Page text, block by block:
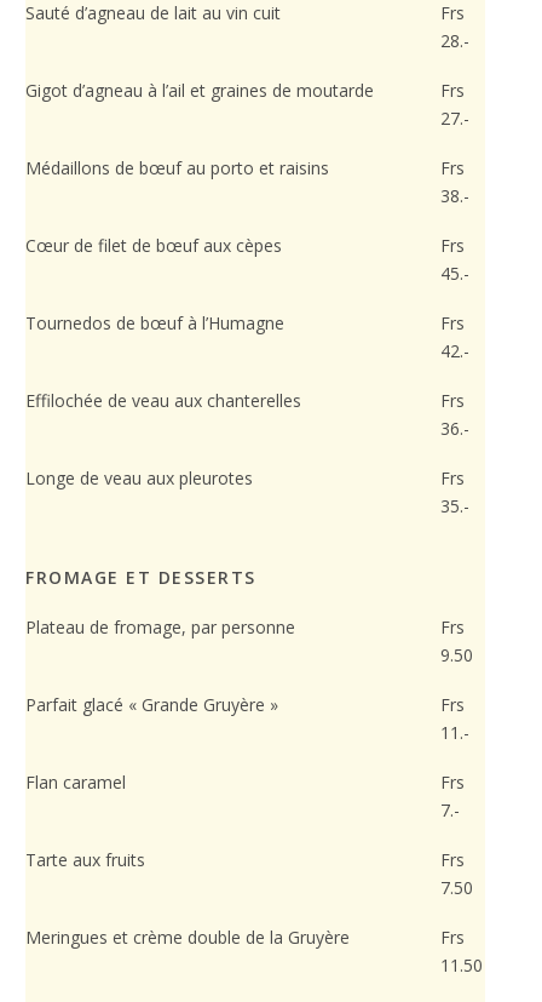
Sauté d’agneau de lait au vin cuit
Frs
28.-
Gigot d’agneau à l’ail et graines de moutarde
Frs
27.-
Médaillons de bœuf au porto et raisins
Frs
38.-
Cœur de filet de bœuf aux cèpes
Frs
45.-
Tournedos de bœuf à l’Humagne
Frs
42.-
Effilochée de veau aux chanterelles
Frs
36.-
Longe de veau aux pleurotes
Frs
35.-
FROMAGE ET DESSERTS
Plateau de fromage, par personne
Frs
9.50
Parfait glacé « Grande Gruyère »
Frs
11.-
Flan caramel
Frs
7.-
Tarte aux fruits
Frs
7.50
Meringues et crème double de la Gruyère
Frs
11.50